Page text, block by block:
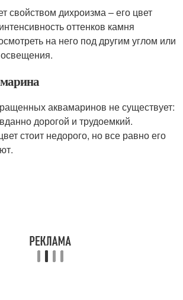
свойством дихроизма – его цвет
оттенков камня
на него под другим углом или
аквамаринов не существует:
дорогой и трудоемкий.
стоит недорого, но все равно его